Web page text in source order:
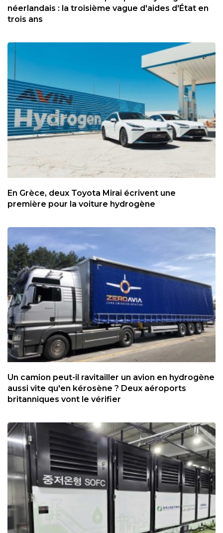
néerlandais : la troisième vague d'aides d'État en
trois ans
En Grèce, deux Toyota Mirai écrivent une
première pour la voiture hydrogène
Un camion peut-il ravitailler un avion en hydrogène
aussi vite qu'en kérosène ? Deux aéroports
britanniques vont le vérifier